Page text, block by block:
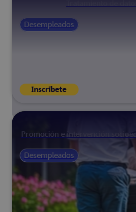
Desempleados
Inscríbete
Promoción e intervención
Desempleados